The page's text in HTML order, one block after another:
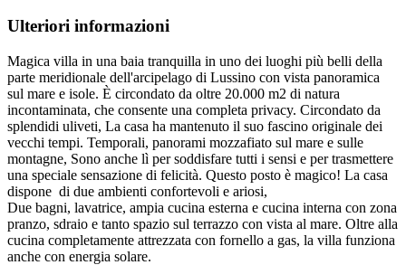
Ulteriori informazioni
Magica villa in una baia tranquilla in uno dei luoghi più belli della
parte meridionale dell'arcipelago di Lussino con vista panoramica
sul mare e isole. È circondato da oltre 20.000 m2 di natura
incontaminata, che consente una completa privacy. Circondato da
splendidi uliveti, La casa ha mantenuto il suo fascino originale dei
vecchi tempi. Temporali, panorami mozzafiato sul mare e sulle
montagne, Sono anche lì per soddisfare tutti i sensi e per trasmettere
una speciale sensazione di felicità. Questo posto è magico! La casa
dispone di due ambienti confortevoli e ariosi,
Due bagni, lavatrice, ampia cucina esterna e cucina interna con zona
pranzo, sdraio e tanto spazio sul terrazzo con vista al mare. Oltre alla
cucina completamente attrezzata con fornello a gas, la villa funziona
anche con energia solare.